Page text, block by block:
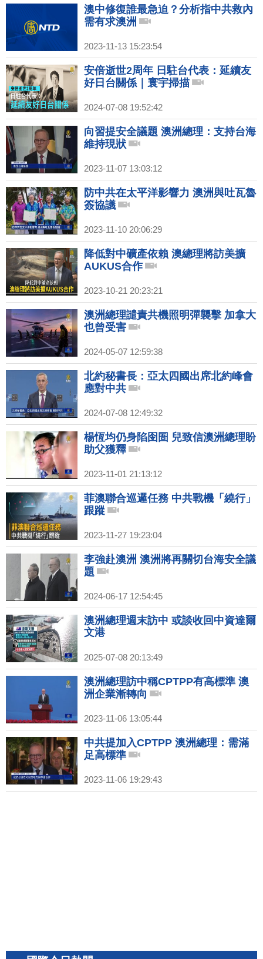
澳中修復誰最急迫？分析指中共救內
需有求澳洲
2023-11-13 15:23:54
安倍逝世2周年 日駐台代表：延續友
好日台關係｜寰宇掃描
2024-07-08 19:52:42
向習提安全議題 澳洲總理：支持台海
維持現狀
2023-11-07 13:03:12
防中共在太平洋影響力 澳洲與吐瓦魯
簽協議
2023-11-10 20:06:29
降低對中礦產依賴 澳總理將訪美擴
AUKUS合作
2023-10-21 20:23:21
澳洲總理譴責共機照明彈襲擊 加拿大
也曾受害
2024-05-07 12:59:38
北約秘書長：亞太四國出席北約峰會
應對中共
2024-07-08 12:49:32
楊恆均仍身陷囹圄 兒致信澳洲總理盼
助父獲釋
2023-11-01 21:13:12
菲澳聯合巡邏任務 中共戰機「繞行」
跟蹤
2023-11-27 19:23:04
李強赴澳洲 澳洲將再關切台海安全議
題
2024-06-17 12:54:45
澳洲總理週末訪中 或談收回中資達爾
文港
2025-07-08 20:13:49
澳洲總理訪中稱CPTPP有高標準 澳
洲企業漸轉向
2023-11-06 13:05:44
中共提加入CPTPP 澳洲總理：需滿
足高標準
2023-11-06 19:29:43